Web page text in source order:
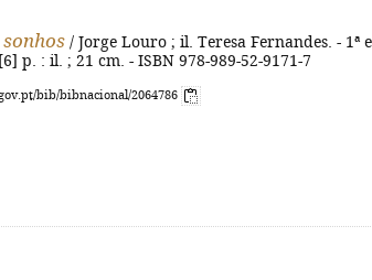
sonhos / Jorge Louro ; il. Teresa Fernandes. - 1ª
p. : il. ; 21 cm. - ISBN 978-989-52-9171-7
bib/bibnacional/2064786